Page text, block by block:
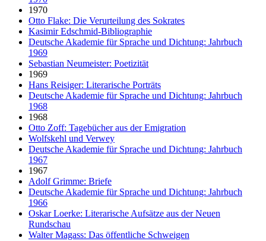
1970
Otto Flake: Die Verurteilung des Sokrates
Kasimir Edschmid-Bibliographie
Deutsche Akademie für Sprache und Dichtung: Jahrbuch
1969
Sebastian Neumeister: Poetizität
1969
Hans Reisiger: Literarische Porträts
Deutsche Akademie für Sprache und Dichtung: Jahrbuch
1968
1968
Otto Zoff: Tagebücher aus der Emigration
Wolfskehl und Verwey
Deutsche Akademie für Sprache und Dichtung: Jahrbuch
1967
1967
Adolf Grimme: Briefe
Deutsche Akademie für Sprache und Dichtung: Jahrbuch
1966
Oskar Loerke: Literarische Aufsätze aus der Neuen
Rundschau
Walter Magass: Das öffentliche Schweigen